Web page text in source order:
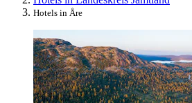
Hotels in Åre